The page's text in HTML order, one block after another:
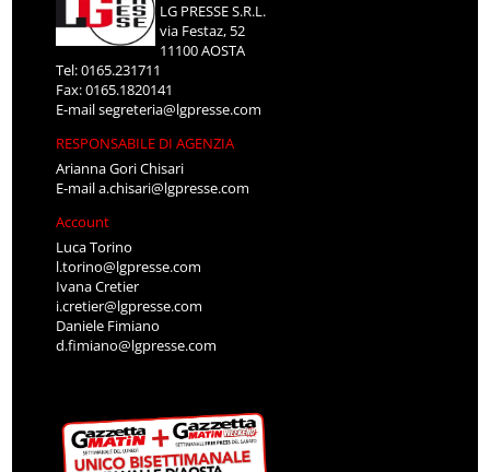
LG PRESSE S.R.L.
via Festaz, 52
11100 AOSTA
Tel: 0165.231711
Fax: 0165.1820141
E-mailsegreteria@lgpresse.com
RESPONSABILE DI AGENZIA
Arianna Gori Chisari
E-maila.chisari@lgpresse.com
Account
Luca Torino
l.torino@lgpresse.com
Ivana Cretier
i.cretier@lgpresse.com
Daniele Fimiano
d.fimiano@lgpresse.com